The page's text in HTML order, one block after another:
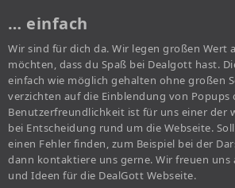
… einfach
Wir sind für dich da. Wir legen großen Wert
möchten, dass du Spaß bei Dealgott hast.
einfach wie möglich gehalten ohne großen
verzichten auf die Einblendung von Popups
Benutzerfreundlichkeit ist für uns einer der
bei Entscheidung rund um die Webseite.
einen Fehler finden, zum Beispiel bei der
dann kontaktiere uns gerne. Wir freuen uns
und Ideen für die DealGott Webseite.